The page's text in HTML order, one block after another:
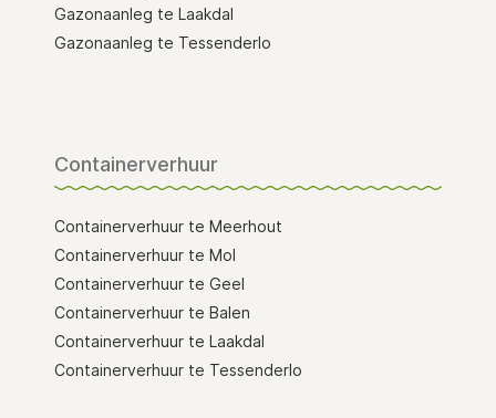
Gazonaanleg te Laakdal
Gazonaanleg te Tessenderlo
Containerverhuur
Containerverhuur te Meerhout
Containerverhuur te Mol
Containerverhuur te Geel
Containerverhuur te Balen
Containerverhuur te Laakdal
Containerverhuur te Tessenderlo